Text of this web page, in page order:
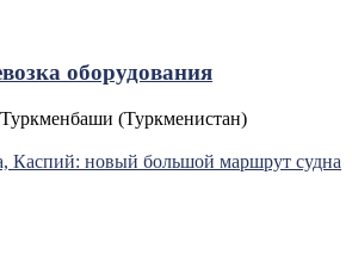
оборудования
(Туркменистан)